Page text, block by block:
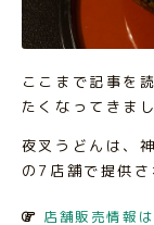
ここまで記事を
たくなってきま
夜叉うどんは、
の7店舗で提供
店舗販売情報